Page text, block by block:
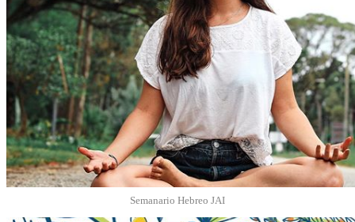
Semanario Hebreo JAI